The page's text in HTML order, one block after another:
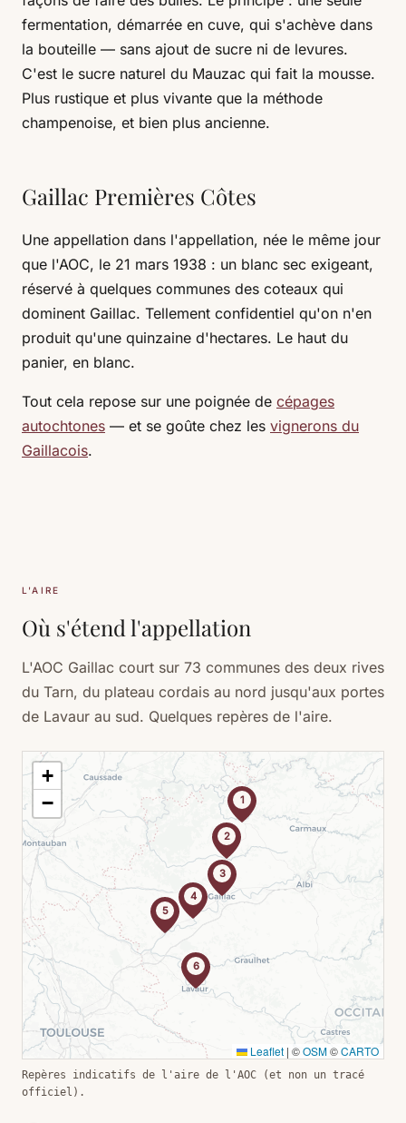
fermentation, démarrée en cuve, qui s'achève dans
la bouteille — sans ajout de sucre ni de levures.
C'est le sucre naturel du Mauzac qui fait la mousse.
Plus rustique et plus vivante que la méthode
champenoise, et bien plus ancienne.
Gaillac Premières Côtes
Une appellation dans l'appellation, née le même jour
que l'AOC, le 21 mars 1938 : un blanc sec exigeant,
réservé à quelques communes des coteaux qui
dominent Gaillac. Tellement confidentiel qu'on n'en
produit qu'une quinzaine d'hectares. Le haut du
panier, en blanc.
Tout cela repose sur une poignée de cépages
autochtones — et se goûte chez les vignerons du
Gaillacois.
L'AIRE
Où s'étend l'appellation
L'AOC Gaillac court sur 73 communes des deux rives
du Tarn, du plateau cordais au nord jusqu'aux portes
de Lavaur au sud. Quelques repères de l'aire.
1
2
3
4
5
6
+
−
Leaflet | ©OSM©CARTO
Repères indicatifs de l'aire de l'AOC (et non un tracé
officiel).